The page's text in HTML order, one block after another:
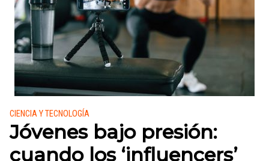
Publicado en:
CIENCIA Y TECNOLOGÍA
Jóvenes bajo presión:
cuando los ‘influencers’